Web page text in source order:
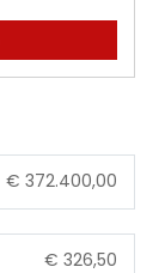
€ 372.400,00
€ 326,50